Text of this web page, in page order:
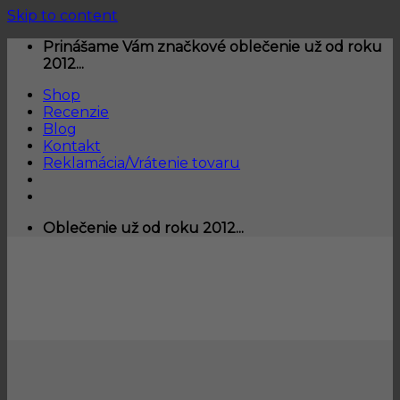
Skip to content
Prinášame Vám značkové oblečenie už od roku
2012...
Shop
Recenzie
Blog
Kontakt
Reklamácia/Vrátenie tovaru
Oblečenie už od roku 2012...